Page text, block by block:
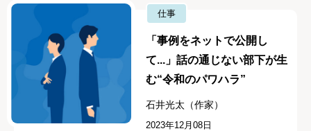
仕事
「事例をネットで公開し
て...」話の通じない部下が生
む“令和のパワハラ”
石井光太（作家）
2023年12月08日